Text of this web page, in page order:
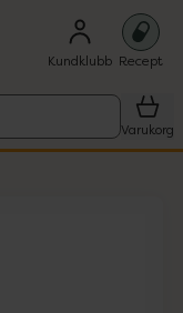
Kundklubb Recept
Varukorg